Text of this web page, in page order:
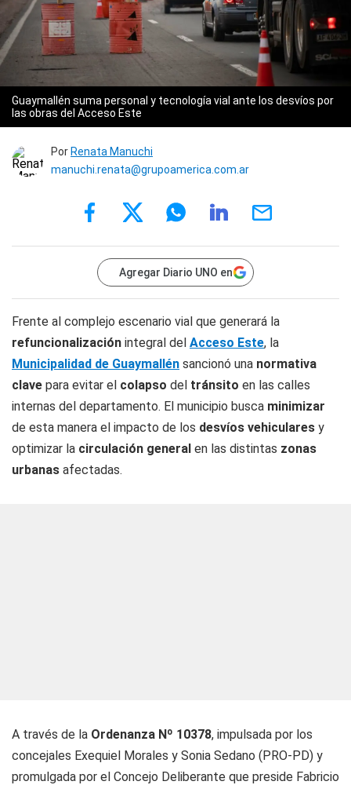
Guaymallén suma personal y tecnología vial ante los desvíos por
las obras del Acceso Este
Por Renata Manuchi
manuchi.renata@grupoamerica.com.ar
Agregar Diario UNO en
Frente al complejo escenario vial que generará la
refuncionalización integral del Acceso Este, la
Municipalidad de Guaymallén sancionó una normativa
clave para evitar el colapso del tránsito en las calles
internas del departamento. El municipio busca minimizar
de esta manera el impacto de los desvíos vehiculares y
optimizar la circulación general en las distintas zonas
urbanas afectadas.
A través de la Ordenanza Nº 10378, impulsada por los
concejales Exequiel Morales y Sonia Sedano (PRO-PD) y
promulgada por el Concejo Deliberante que preside Fabricio